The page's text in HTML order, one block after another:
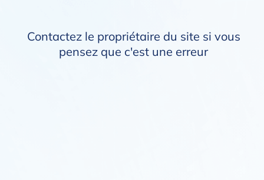
Contactez le propriétaire du site si vous
pensez que c'est une erreur